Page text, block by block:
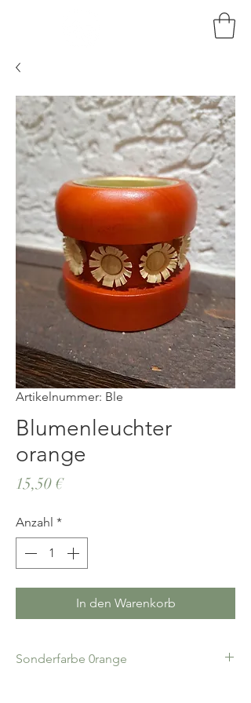
Artikelnummer: Ble
Blumenleuchter
orange
15,50 €Preis
Anzahl *
In den Warenkorb
Sonderfarbe 0range